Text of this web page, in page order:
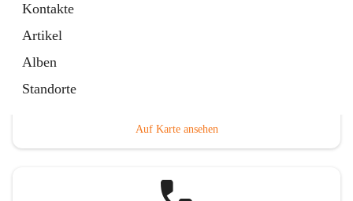
Kontakte
Artikel
Alben
Standorte
Auf Karte ansehen